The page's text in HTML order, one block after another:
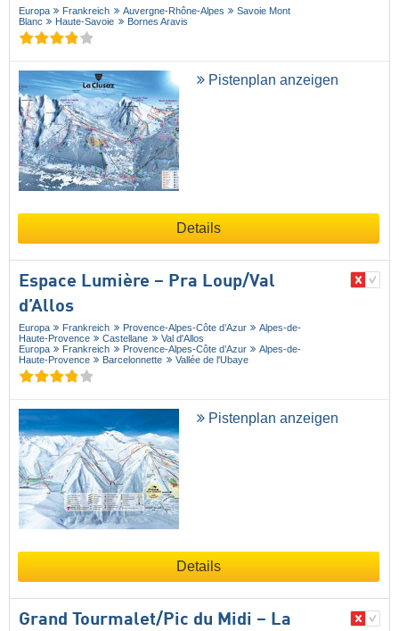
Europa Frankreich Auvergne-Rhône-Alpes
Savoie Mont
Blanc
Haute-Savoie Bornes Aravis
Pistenplan anzeigen
Details
Espace Lumière – Pra Loup/​Val
d’Allos
Europa Frankreich Provence-Alpes-Côte d’Azur
Alpes-de-
Haute-Provence
Castellane
Val d'Allos
Europa
Frankreich Provence-Alpes-Côte d’Azur
Alpes-de-
Haute-Provence
Barcelonnette Vallée de l'Ubaye
Pistenplan anzeigen
Details
Grand Tourmalet/​Pic du Midi – La